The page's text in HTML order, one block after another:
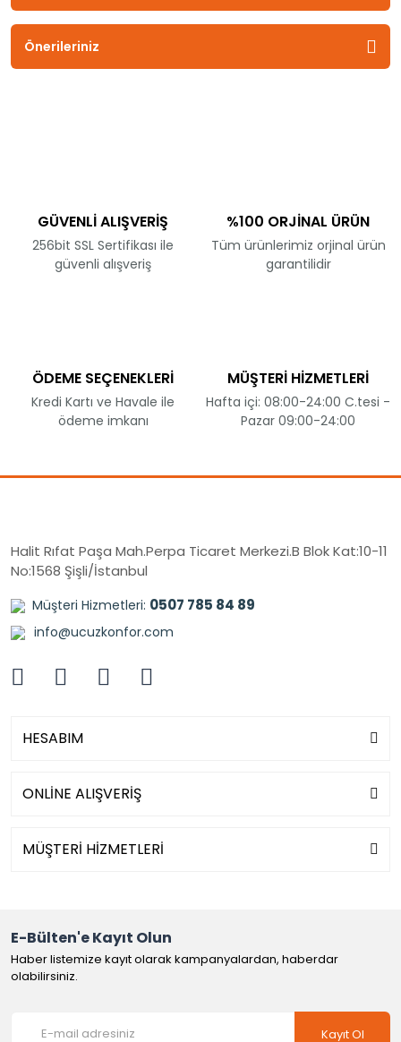
Önerileriniz
GÜVENLİ ALIŞVERİŞ
256bit SSL Sertifikası ile
güvenli alışveriş
%100 ORJİNAL ÜRÜN
Tüm ürünlerimiz orjinal ürün
garantilidir
ÖDEME SEÇENEKLERİ
Kredi Kartı ve Havale ile
ödeme imkanı
MÜŞTERİ HİZMETLERİ
Hafta içi: 08:00-24:00 C.tesi -
Pazar 09:00-24:00
Halit Rıfat Paşa Mah.Perpa Ticaret Merkezi.B Blok Kat:10-11
No:1568 Şişli/İstanbul
Müşteri Hizmetleri: 0507 785 84 89
info@ucuzkonfor.com
HESABIM
ONLİNE ALIŞVERİŞ
MÜŞTERİ HİZMETLERİ
E-Bülten'e Kayıt Olun
Haber listemize kayıt olarak kampanyalardan, haberdar
olabilirsiniz.
Kayıt Ol